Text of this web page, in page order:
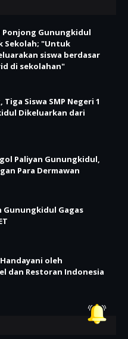
Ponjong Gunungkidul
Sekolah; "Untuk
siswa berdasar
di sekolahan"
Siswa SMP Negeri 1
Dikeluarkan dari
Paliyan Gunungkidul,
Para Dermawan
Gunungkidul Gagas
oleh
dan Restoran Indonesia